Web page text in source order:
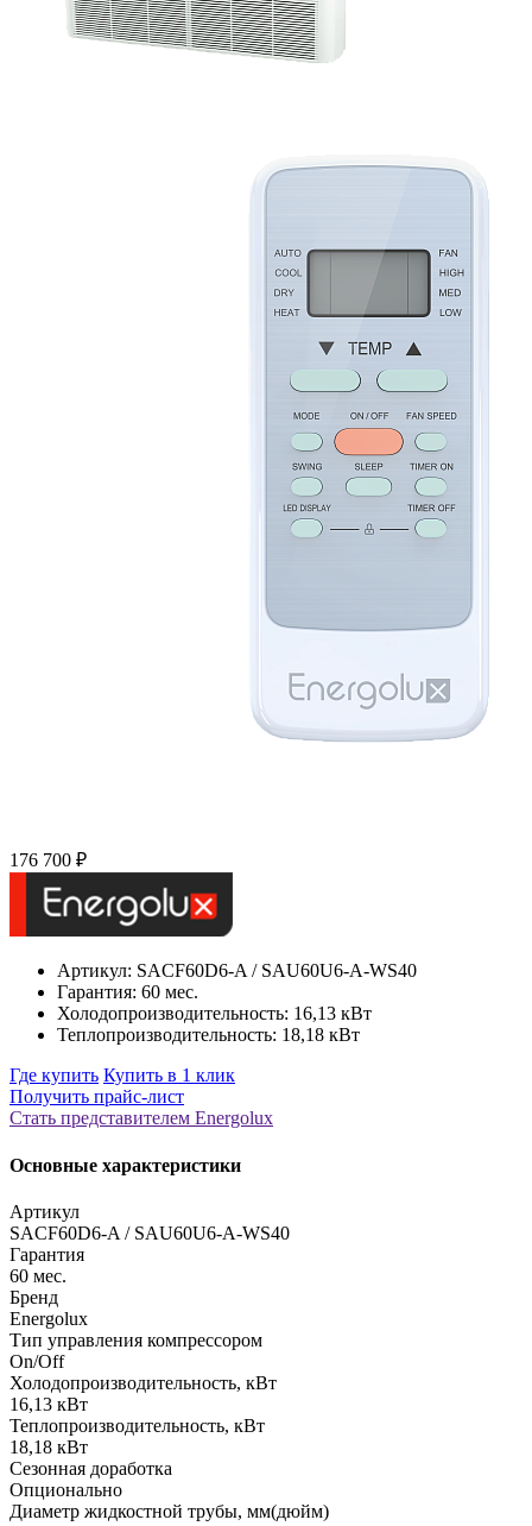
176 700 ₽
Артикул: SAСF60D6-A / SAU60U6-A-WS40
Гарантия: 60 мес.
Холодопроизводительность: 16,13 кВт
Теплопроизводительность: 18,18 кВт
Где купить Купить в 1 клик
Получить прайс-лист
Стать представителем Еnergolux
Основные характеристики
Артикул
SAСF60D6-A / SAU60U6-A-WS40
Гарантия
60 мес.
Бренд
Energolux
Тип управления компрессором
On/Off
Холодопроизводительность, кВт
16,13 кВт
Теплопроизводительность, кВт
18,18 кВт
Сезонная доработка
Опционально
Диаметр жидкостной трубы, мм(дюйм)